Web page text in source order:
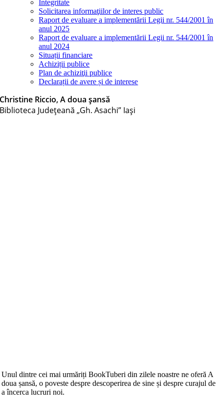
Integritate
Solicitarea informaţiilor de interes public
Raport de evaluare a implementării Legii nr. 544/2001 în
anul 2025
Raport de evaluare a implementării Legii nr. 544/2001 în
anul 2024
Situații financiare
Achiziții publice
Plan de achiziţii publice
Declarații de avere și de interese
Christine Riccio, A doua șansă
Biblioteca Judeţeană „Gh. Asachi” Iaşi
Unul dintre cei mai urmăriți BookTuberi din zilele noastre ne oferă A
doua șansă, o poveste despre descoperirea de sine și despre curajul de
a încerca lucruri noi.